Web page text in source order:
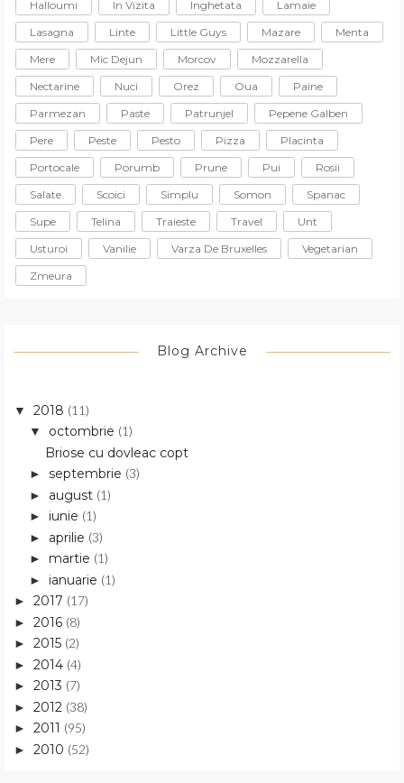
Halloumi In Vizita Inghetata
Lamaie
Lasagna
Linte Little Guys Mazare
Menta
Mere
Mic Dejun Morcov
Mozzarella
Nectarine
Nuci Orez Oua
Paine
Parmezan
Paste Patrunjel
Pepene Galben
Pere
Peste Pesto Pizza
Placinta
Portocale
Porumb Prune Pui
Rosii
Salate
Scoici Simplu Somon
Spanac
Supe
Telina Traieste Travel
Unt
Usturoi
Vanilie Varza De Bruxelles
Vegetarian
Zmeura
Blog Archive
▼ 2018 (11)
▼ octombrie (1)
Briose cu dovleac copt
► septembrie (3)
► august (1)
► iunie (1)
► aprilie (3)
► martie (1)
► ianuarie (1)
► 2017 (17)
► 2016 (8)
► 2015 (2)
► 2014 (4)
► 2013 (7)
► 2012 (38)
► 2011 (95)
► 2010 (52)